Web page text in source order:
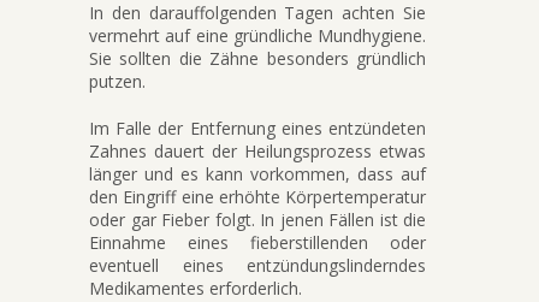
In den darauffolgenden Tagen achten Sie
vermehrt auf eine gründliche Mundhygiene.
Sie sollten die Zähne besonders gründlich
putzen.
Im Falle der Entfernung eines entzündeten
Zahnes dauert der Heilungsprozess etwas
länger und es kann vorkommen, dass auf
den Eingriff eine erhöhte Körpertemperatur
oder gar Fieber folgt. In jenen Fällen ist die
Einnahme eines fieberstillenden oder
eventuell eines entzündungslinderndes
Medikamentes erforderlich.